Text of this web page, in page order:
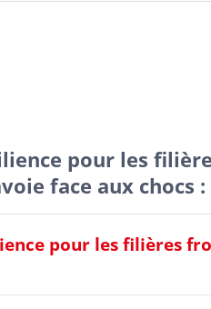
pour les
face aux chocs :
pour les filières